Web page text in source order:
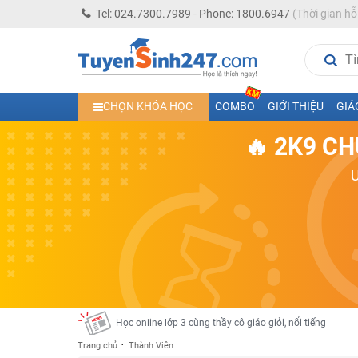
Tel: 024.7300.7989 - Phone: 1800.6947(Thời gian
CHỌN KHÓA HỌC COMBO GIỚI THIỆU
🔥 2K9
Học trực tuyến lớp 10 các môn Toán - Lý - Hóa - Văn -
Học online trực tuyến cấp Tiểu học và THCS năm học
Học online lớp 5 cùng thầy cô giáo giỏi, nổi tiếng
Học online lớp 7 cùng thầy cô giáo giỏi
Học online lớp 6 cùng thầy cô giỏi, nổi tiếng
Học online lớp 8 cùng thầy cô giáo giỏi
2K13! Bứt Phá Lớp 5 Năm Học 2023 - 2024
Học online lớp 4 cùng thầy cô giáo giỏi, nổi tiếng
Học online lớp 3 cùng thầy cô giáo giỏi, nổi tiếng
Học online lớp 2 với thầy cô giáo giỏi, nổi tiếng
Trang chủ Thành Viên